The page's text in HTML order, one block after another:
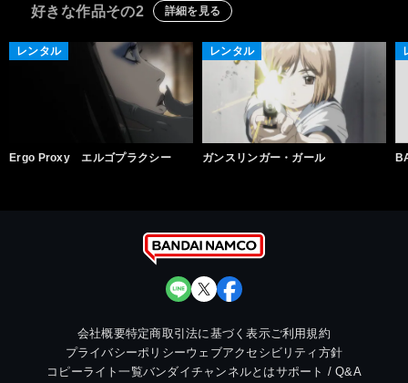
好きな作品その2 詳細を見る
レンタル
Ergo Proxy エルゴプラクシー
レンタル
ガンスリンガー・ガール
会社概要特定商取引法に基づく表示ご利用規約
プライバシーポリシーウェブアクセシビリティ方針
コピーライト一覧バンダイチャンネルとはサポート / Q&A